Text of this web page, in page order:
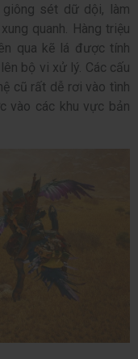
sét dữ dội, làm
quanh. Hàng triệu
qua kẽ lá được tính
bộ vi xử lý. Các cấu
cũ rất dễ rơi vào tình
vào các khu vực bản